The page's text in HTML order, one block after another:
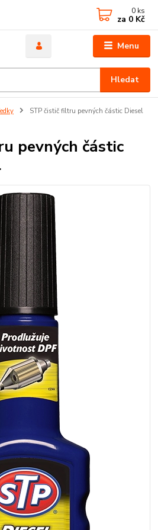
Menu
Hledat
0 ks
za 0 Kč
STP čistič filtru pevných částic Diesel
pevných částic